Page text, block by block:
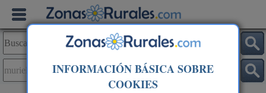
INFORMACIÓN BÁSICA SOBRE
COOKIES